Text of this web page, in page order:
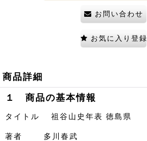
お問い合わせ
お気に入り登録
商品詳細
１ 商品の基本情報
タイトル 祖谷山史年表 徳島県
著者 多川春武